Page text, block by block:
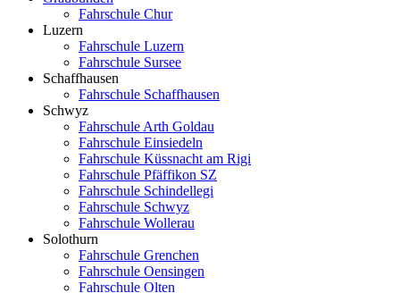
Fahrschule Chur
Luzern
Fahrschule Luzern
Fahrschule Sursee
Schaffhausen
Fahrschule Schaffhausen
Schwyz
Fahrschule Arth Goldau
Fahrschule Einsiedeln
Fahrschule Küssnacht am Rigi
Fahrschule Pfäffikon SZ
Fahrschule Schindellegi
Fahrschule Schwyz
Fahrschule Wollerau
Solothurn
Fahrschule Grenchen
Fahrschule Oensingen
Fahrschule Olten